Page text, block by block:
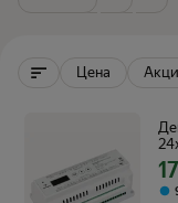
Цена